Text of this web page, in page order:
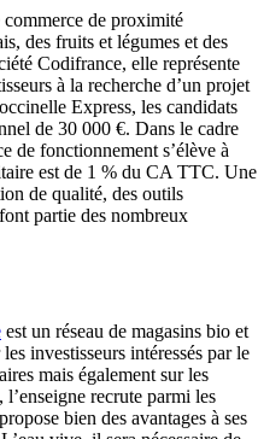
commerce de proximité
des fruits et légumes et des
Codifrance, elle représente
à la recherche d’un projet
Express, les candidats
de 30 000 €. Dans le cadre
de fonctionnement s’élève à
est de 1 % du CA TTC. Une
de qualité, des outils
partie des nombreux
est un réseau de magasins bio et
investisseurs intéressés par le
mais également sur les
recrute parmi les
bien des avantages à ses